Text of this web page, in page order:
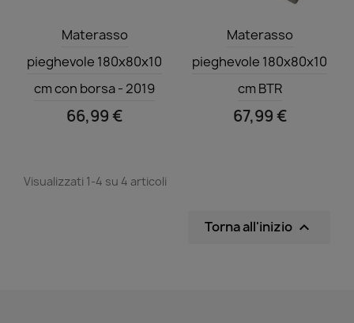
Materasso
pieghevole 180x80x10
cm con borsa - 2019
66,99 €
Materasso
pieghevole 180x80x10
cm BTR
67,99 €
Visualizzati 1-4 su 4 articoli
Torna all'inizio 